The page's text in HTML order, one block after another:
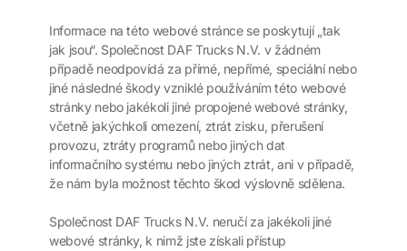
Informace na této webové stránce se poskytují „tak
jak jsou“. Společnost DAF Trucks N.V. v žádném
případě neodpovídá za přímé, nepřímé, speciální nebo
jiné následné škody vzniklé používáním této webové
stránky nebo jakékoli jiné propojené webové stránky,
včetně jakýchkoli omezení, ztrát zisku, přerušení
provozu, ztráty programů nebo jiných dat
informačního systému nebo jiných ztrát, ani v případě,
že nám byla možnost těchto škod výslovně sdělena.
Společnost DAF Trucks N.V. neručí za jakékoli jiné
webové stránky, k nimž jste získali přístup